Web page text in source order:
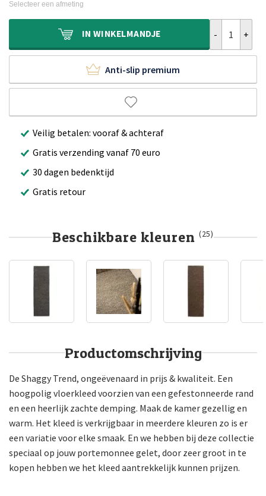
Selecteer een afmeting
IN WINKELMANDJE
Anti-slip premium
Veilig betalen: vooraf & achteraf
Gratis verzending vanaf 70 euro
30 dagen bedenktijd
Gratis retour
Beschikbare kleuren (25)
Productomschrijving
De Shaggy Trend, ongeëvenaard in prijs & kwaliteit. Een
hoogpolig vloerkleed voorzien van een gefestonneerde rand
en een heerlijk zachte demping. Maak de kamer gezellig en
warm. Het kleed is verkrijgbaar in meerdere kleuren zo is er
een variatie voor elke smaak. En we hebben bij deze collectie
speciaal op jouw portemonnee gelet, door zeer groot in te
kopen hebben we het kleed aantrekkelijk kunnen prijzen.